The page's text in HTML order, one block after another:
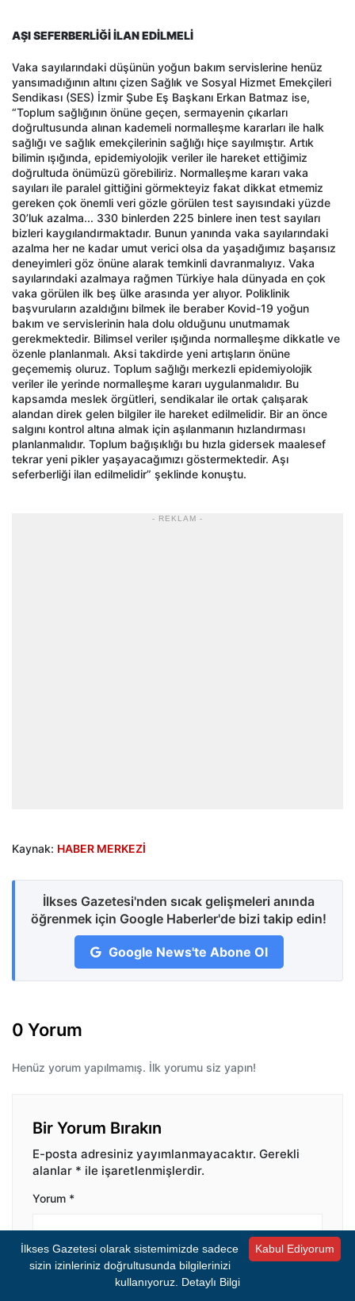
AŞI SEFERBERLİĞİ İLAN EDİLMELİ
Vaka sayılarındaki düşünün yoğun bakım servislerine henüz
yansımadığının altını çizen Sağlık ve Sosyal Hizmet Emekçileri
Sendikası (SES) İzmir Şube Eş Başkanı Erkan Batmaz ise,
“Toplum sağlığının önüne geçen, sermayenin çıkarları
doğrultusunda alınan kademeli normalleşme kararları ile halk
sağlığı ve sağlık emekçilerinin sağlığı hiçe sayılmıştır. Artık
bilimin ışığında, epidemiyolojik veriler ile hareket ettiğimiz
doğrultuda önümüzü görebiliriz. Normalleşme kararı vaka
sayıları ile paralel gittiğini görmekteyiz fakat dikkat etmemiz
gereken çok önemli veri gözle görülen test sayısındaki yüzde
30’luk azalma... 330 binlerden 225 binlere inen test sayıları
bizleri kaygılandırmaktadır. Bunun yanında vaka sayılarındaki
azalma her ne kadar umut verici olsa da yaşadığımız başarısız
deneyimleri göz önüne alarak temkinli davranmalıyız. Vaka
sayılarındaki azalmaya rağmen Türkiye hala dünyada en çok
vaka görülen ilk beş ülke arasında yer alıyor. Poliklinik
başvuruların azaldığını bilmek ile beraber Kovid-19 yoğun
bakım ve servislerinin hala dolu olduğunu unutmamak
gerekmektedir. Bilimsel veriler ışığında normalleşme dikkatle ve
özenle planlanmalı. Aksi takdirde yeni artışların önüne
geçememiş oluruz. Toplum sağlığı merkezli epidemiyolojik
veriler ile yerinde normalleşme kararı uygulanmalıdır. Bu
kapsamda meslek örgütleri, sendikalar ile ortak çalışarak
alandan direk gelen bilgiler ile hareket edilmelidir. Bir an önce
salgını kontrol altına almak için aşılanmanın hızlandırması
planlanmalıdır. Toplum bağışıklığı bu hızla gidersek maalesef
tekrar yeni pikler yaşayacağımızı göstermektedir. Aşı
seferberliği ilan edilmelidir” şeklinde konuştu.
- REKLAM -
Kaynak: HABER MERKEZİ
İlkses Gazetesi'nden sıcak gelişmeleri anında
öğrenmek için Google Haberler'de bizi takip edin!
Google News'te Abone Ol
0 Yorum
Henüz yorum yapılmamış. İlk yorumu siz yapın!
Bir Yorum Bırakın
E-posta adresiniz yayımlanmayacaktır. Gerekli
alanlar * ile işaretlenmişlerdir.
Yorum *
Kabul Ediyorum
İlkses Gazetesi olarak sistemimizde sadece
sizin izinleriniz doğrultusunda bilgilerinizi
kullanıyoruz. Detaylı Bilgi